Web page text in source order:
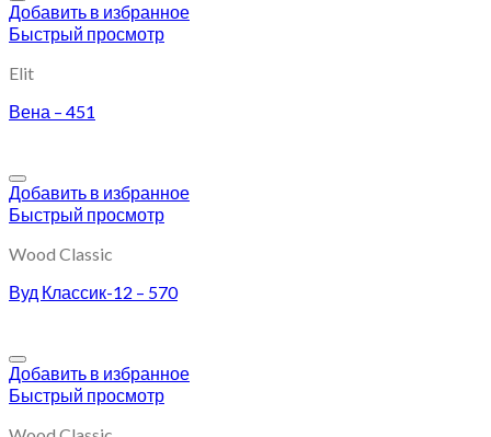
Добавить в избранное
Быстрый просмотр
Elit
Вена – 451
Добавить в избранное
Быстрый просмотр
Wood Classic
Вуд Классик-12 – 570
Добавить в избранное
Быстрый просмотр